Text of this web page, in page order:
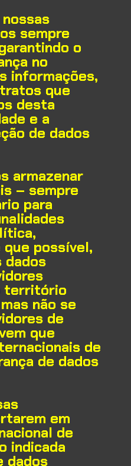
sempre
o
no
informações,
que
desta
e a
de dados
armazenar
– sempre
para
que possível,
dados
território
não se
de
que
de
de dados
em
de
indicada
dados